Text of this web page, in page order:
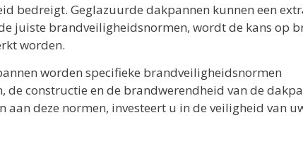
bedreigt. Geglazuurde dakpannen kunnen een
juiste brandveiligheidsnormen, wordt de kans op
worden.
worden specifieke brandveiligheidsnormen
de constructie en de brandwerendheid van de
deze normen, investeert u in de veiligheid van